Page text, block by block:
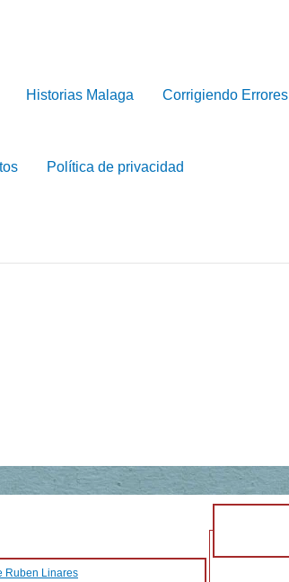
Historias Malaga Corrigiendo Errores
Política de privacidad
Ruben Linares